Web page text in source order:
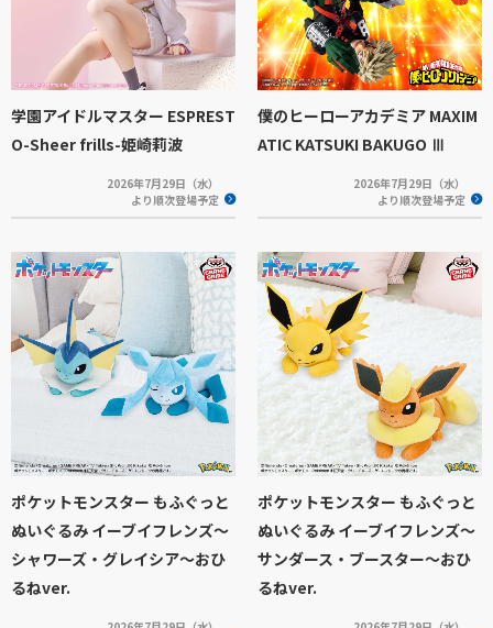
学園アイドルマスター ESPREST
O-Sheer frills-姫崎莉波
2026年7月29日（水）
より順次登場予定
僕のヒーローアカデミア MAXIM
ATIC KATSUKI BAKUGO Ⅲ
2026年7月29日（水）
より順次登場予定
ポケットモンスター もふぐっと
ぬいぐるみ イーブイフレンズ～
シャワーズ・グレイシア～おひ
るねver.
ポケットモンスター もふぐっと
ぬいぐるみ イーブイフレンズ～
サンダース・ブースター～おひ
るねver.